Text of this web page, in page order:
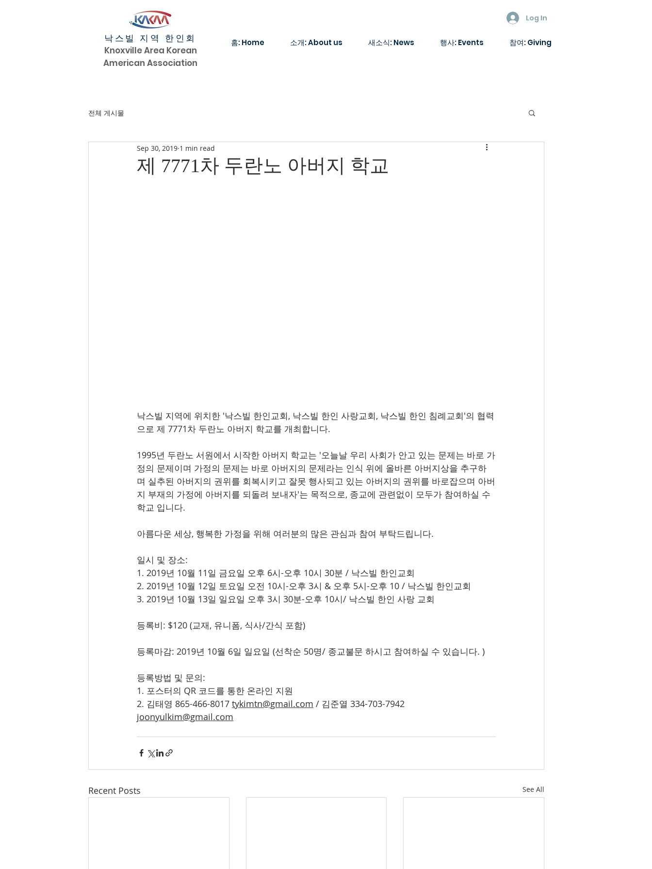
낙스빌 지역 한인회
Knoxville Area Korean
American Association
Log In
홈: Home 소개: About us 새소식: News 행사: Events 참여: Giving
전체 게시물
제 7771차 두란노 아버지 학교
Sep 30, 2019 1 min read
낙스빌 지역에 위치한 '낙스빌 한인교회, 낙스빌 한인 사랑교회, 낙스빌 한인 침례교회'의 협력
으로 제 7771차 두란노 아버지 학교를 개최합니다.
1995년 두란노 서원에서 시작한 아버지 학교는 '오늘날 우리 사회가 안고 있는 문제는 바로 가
정의 문제이며 가정의 문제는 바로 아버지의 문제라는 인식 위에 올바른 아버지상을 추구하
며 실추된 아버지의 권위를 회복시키고 잘못 행사되고 있는 아버지의 권위를 바로잡으며 아버
지 부재의 가정에 아버지를 되돌려 보내자'는 목적으로, 종교에 관련없이 모두가 참여하실 수
학교 입니다.
아름다운 세상, 행복한 가정을 위해 여러분의 많은 관심과 참여 부탁드립니다.
일시 및 장소:
1. 2019년 10월 11일 금요일 오후 6시-오후 10시 30분 / 낙스빌 한인교회
2. 2019년 10월 12일 토요일 오전 10시-오후 3시 & 오후 5시-오후 10 / 낙스빌 한인교회
3. 2019년 10월 13일 일요일 오후 3시 30분-오후 10시/ 낙스빌 한인 사랑 교회
등록비: $120 (교재, 유니폼, 식사/간식 포함)
등록마감: 2019년 10월 6일 일요일 (선착순 50명/ 종교불문 하시고 참여하실 수 있습니다. )
등록방법 및 문의:
1. 포스터의 QR 코드를 통한 온라인 지원
2. 김태영 865-466-8017 tykimtn@gmail.com / 김준열 334-703-7942
joonyulkim@gmail.com
Recent Posts See All